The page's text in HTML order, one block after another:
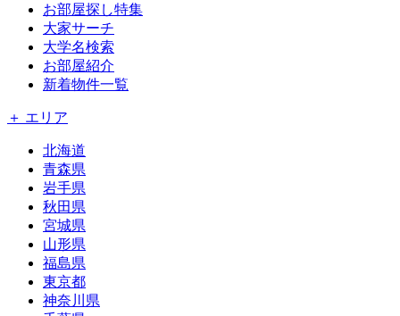
お部屋探し特集
大家サーチ
大学名検索
お部屋紹介
新着物件一覧
＋ エリア
北海道
青森県
岩手県
秋田県
宮城県
山形県
福島県
東京都
神奈川県